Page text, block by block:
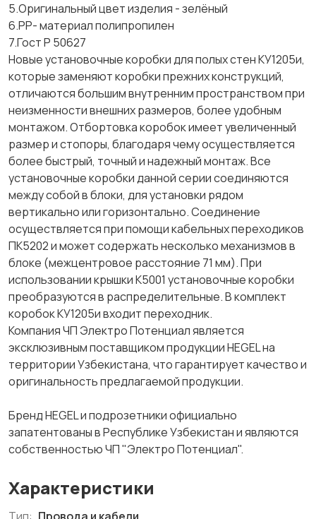
5.Оригинальный цвет изделия - зелёный
6.PP- материал полипропилен
7.Гост Р 50627
Новые установочные коробки для полых стен КУ1205и,
которые заменяют коробки прежних конструкций,
отличаются большим внутренним пространством при
неизменности внешних размеров, более удобным
монтажом. Отбортовка коробок имеет увеличенный
размер и стопоры, благодаря чему осуществляется
более быстрый, точный и надежный монтаж. Все
установочные коробки данной серии соединяются
между собой в блоки, для установки рядом
вертикально или горизонтально. Соединение
осуществляется при помощи кабельных переходиков
ПК5202 и может содержать несколько механизмов в
блоке (межцентровое расстояние 71 мм). При
использовании крышки К5001 установочные коробки
преобразуются в распределительные. В комплект
коробок КУ1205и входит переходник.
Компания ЧП Электро Потенциал является
эксклюзивным поставщиком продукции HEGEL на
территории Узбекистана, что гарантирует качество и
оригинальность предлагаемой продукции.
Бренд HEGEL и подрозетники официально
запатентованы в Республике Узбекистан и являются
собственностью ЧП "Электро Потенциал".
Характеристики